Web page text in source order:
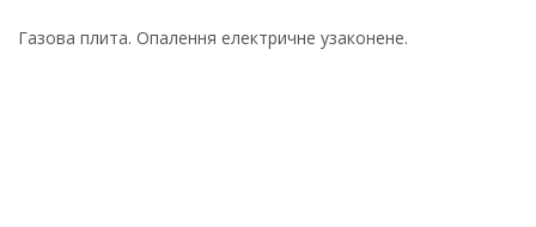
Газова плита. Опалення електричне узаконене.